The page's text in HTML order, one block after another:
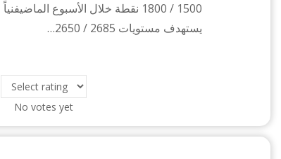
1500 / 1800 نقطة خلال الأسبوع
يستهدف مستويات 2685 / 2650…
No votes yet